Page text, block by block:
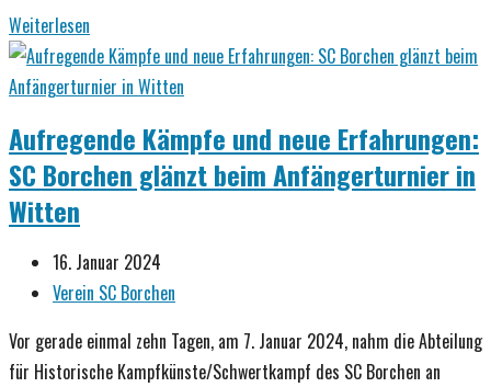
Weiterlesen
und
Präzision:
Destreza-
Rapier
Marco
Bibinger
Aufregende Kämpfe und neue Erfahrungen:
SC Borchen glänzt beim Anfängerturnier in
Witten
Beitrag
veröffentlicht:
16. Januar 2024
Beitrags-
Verein SC Borchen
Vor gerade einmal zehn Tagen, am 7. Januar 2024, nahm die Abteilung
für Historische Kampfkünste/Schwertkampf des SC Borchen an